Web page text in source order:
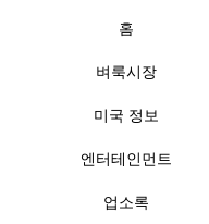
홈
벼룩시장
미국 정보
엔터테인먼트
업소록